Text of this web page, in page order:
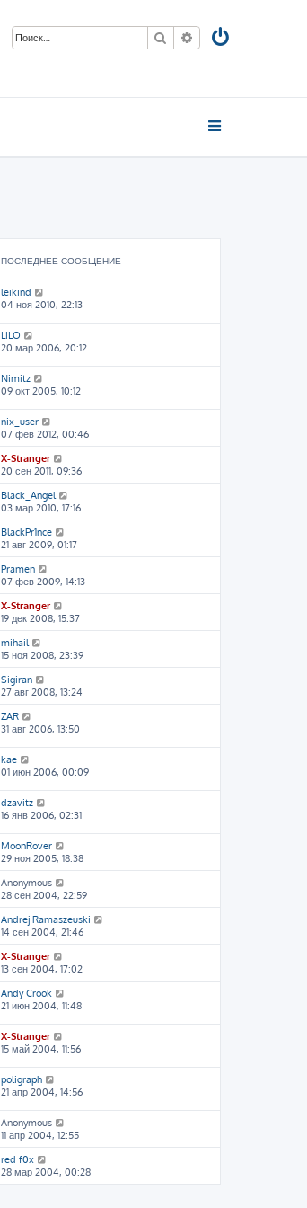
Поиск Расширенный
ПОСЛЕДНЕЕ СООБЩЕНИЕ
leikind
04 ноя 2010, 22:13
LiLO
20 мар 2006, 20:12
Nimitz
09 окт 2005, 10:12
nix_user
07 фев 2012, 00:46
X-Stranger
20 сен 2011, 09:36
Black_Angel
03 мар 2010, 17:16
BlackPr1nce
21 авг 2009, 01:17
Pramen
07 фев 2009, 14:13
X-Stranger
19 дек 2008, 15:37
mihail
15 ноя 2008, 23:39
Sigiran
27 авг 2008, 13:24
ZAR
31 авг 2006, 13:50
kae
01 июн 2006, 00:09
dzavitz
16 янв 2006, 02:31
MoonRover
29 ноя 2005, 18:38
Anonymous
28 сен 2004, 22:59
Andrej Ramaszeuski
14 сен 2004, 21:46
X-Stranger
13 сен 2004, 17:02
Andy Crook
21 июн 2004, 11:48
X-Stranger
15 май 2004, 11:56
poligraph
21 апр 2004, 14:56
Anonymous
11 апр 2004, 12:55
red f0x
28 мар 2004, 00:28